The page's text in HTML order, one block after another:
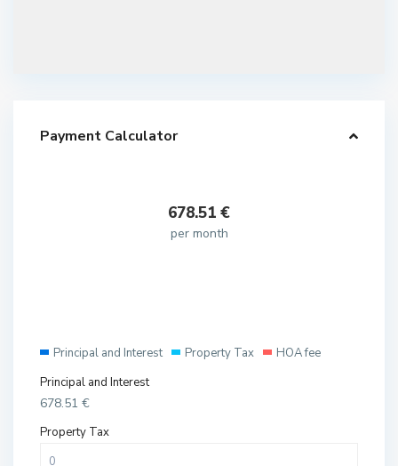
Payment Calculator
678.51 €
per month
Principal and Interest Property Tax
HOA fee
Principal and Interest
678.51 €
Property Tax